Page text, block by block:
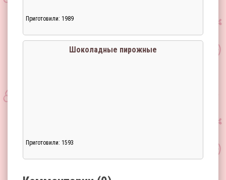
Приготовили: 1989
Шоколадные пирожные
Приготовили: 1593